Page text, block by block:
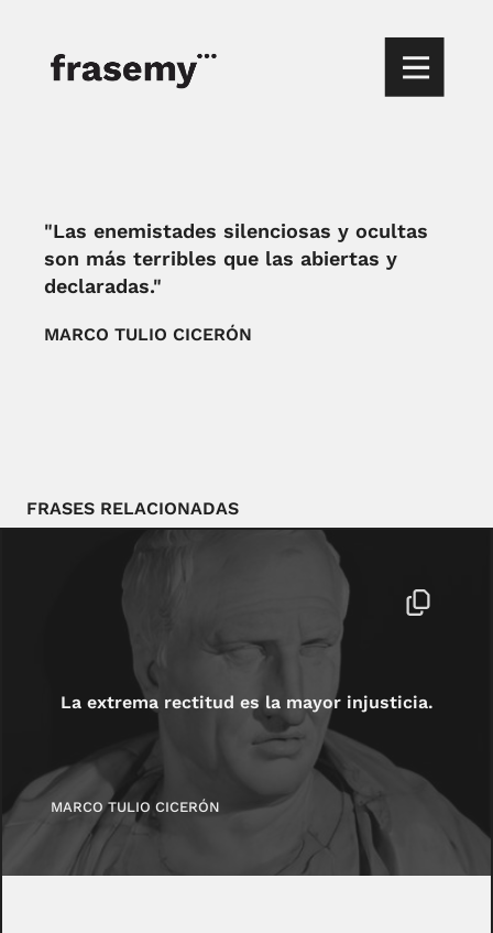
"Las enemistades silenciosas y ocultas
son más terribles que las abiertas y
declaradas."
MARCO TULIO CICERÓN
FRASES RELACIONADAS
La extrema rectitud es la mayor injusticia.
MARCO TULIO CICERÓN